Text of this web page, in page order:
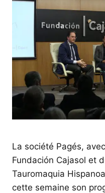
La société Pagés,
Fundación Cajasol et
Tauromaquia
cette semaine son